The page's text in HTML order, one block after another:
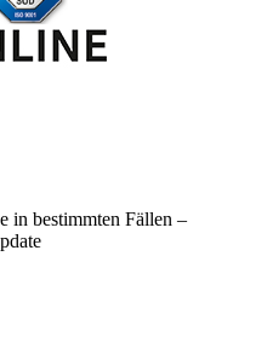
in bestimmten Fällen –